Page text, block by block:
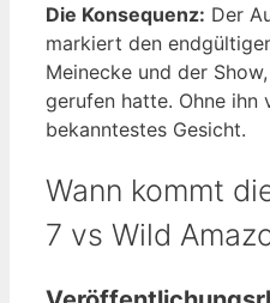
Die Konsequenz: Der
markiert den
Meinecke und der
gerufen hatte. Ohne ihn
bekanntestes Gesicht.
Wann kommt
7 vs Wild